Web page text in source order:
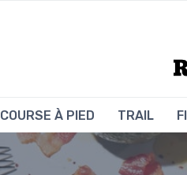
COURSE À PIED TRAIL